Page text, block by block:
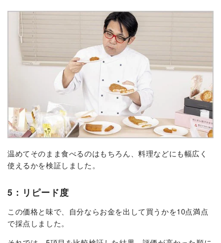
温めてそのまま食べるのはもちろん、料理などにも幅広く
使えるかを検証しました。
5：リピード度
この価格と味で、自分ならお金を出して買うかを10点満点
で採点しました。